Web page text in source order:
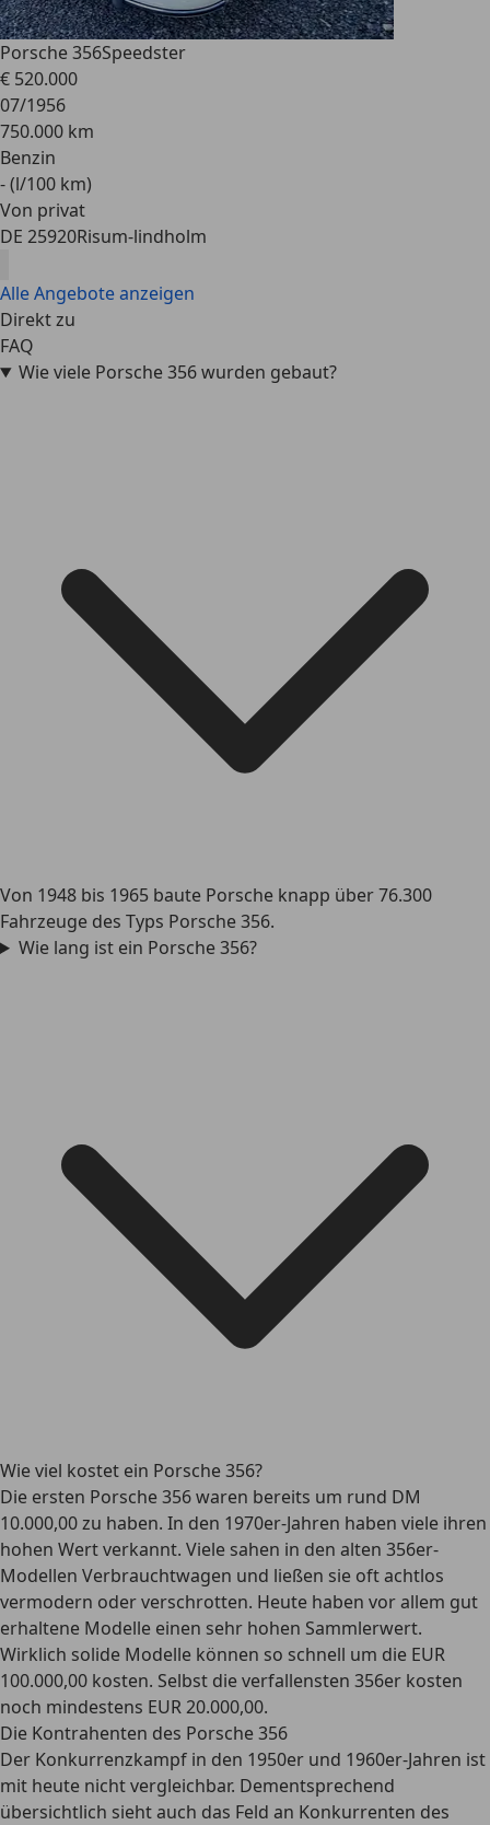
Porsche 356Speedster
€ 520.000
07/1956
750.000 km
Benzin
- (l/100 km)
Von privat
DE 25920Risum-lindholm
Alle Angebote anzeigen
Direkt zu
FAQ
Wie viele Porsche 356 wurden gebaut?
Von 1948 bis 1965 baute Porsche knapp über 76.300
Fahrzeuge des Typs Porsche 356.
Wie lang ist ein Porsche 356?
Wie viel kostet ein Porsche 356?
Die ersten Porsche 356 waren bereits um rund DM
10.000,00 zu haben. In den 1970er-Jahren haben viele ihren
hohen Wert verkannt. Viele sahen in den alten 356er-
Modellen Verbrauchtwagen und ließen sie oft achtlos
vermodern oder verschrotten. Heute haben vor allem gut
erhaltene Modelle einen sehr hohen Sammlerwert.
Wirklich solide Modelle können so schnell um die EUR
100.000,00 kosten. Selbst die verfallensten 356er kosten
noch mindestens EUR 20.000,00.
Die Kontrahenten des Porsche 356
Der Konkurrenzkampf in den 1950er und 1960er-Jahren ist
mit heute nicht vergleichbar. Dementsprechend
übersichtlich sieht auch das Feld an Konkurrenten des